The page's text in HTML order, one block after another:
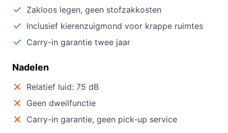
Zakloos legen, geen stofzakkosten
Inclusief kierenzuigmond voor krappe ruimtes
Carry-in garantie twee jaar
Nadelen
Relatief luid: 75 dB
Geen dweilfunctie
Carry-in garantie, geen pick-up service